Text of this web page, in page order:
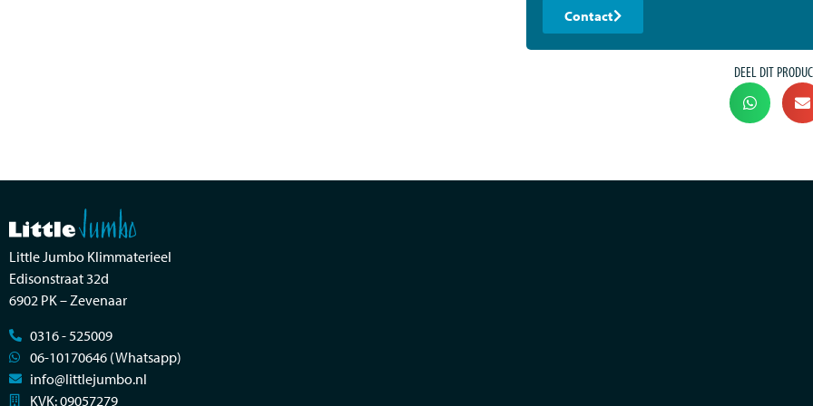
Contact
DEEL DIT
Little Jumbo Klimmaterieel
Edisonstraat 32d
6902 PK – Zevenaar
0316 - 525009
06-10170646 (Whatsapp)
info@littlejumbo.nl
KVK: 09057279